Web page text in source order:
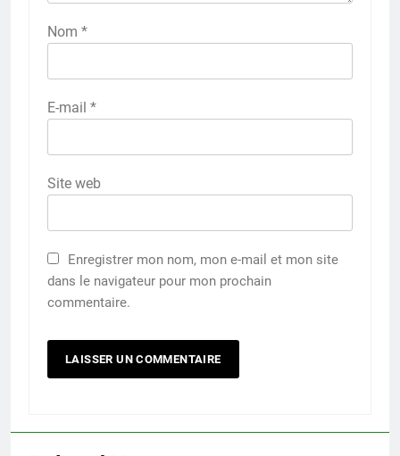
Nom *
E-mail *
Site web
Enregistrer mon nom, mon e-mail et mon site
dans le navigateur pour mon prochain
commentaire.